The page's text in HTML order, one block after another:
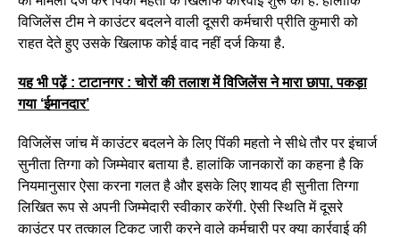
विजिलेंस टीम ने काउंटर बदलने वाली दूसरी कर्मचारी प्रीति कुमारी को
राहत देते हुए उसके खिलाफ कोई वाद नहीं दर्ज किया है.
यह भी पढ़ें : टाटानगर : चोरों की तलाश में विजिलेंस ने मारा छापा, पकड़ा
गया ‘ईमानदार’
विजिलेंस जांच में काउंटर बदलने के लिए पिंकी महतो ने सीधे तौर पर इंचार्ज
सुनीता तिग्गा को जिम्मेवार बताया है. हालांकि जानकारों का कहना है कि
नियमानुसार ऐसा करना गलत है और इसके लिए शायद ही सुनीता तिग्गा
लिखित रूप से अपनी जिम्मेदारी स्वीकार करेंगी. ऐसी स्थिति में दूसरे
काउंटर पर तत्काल टिकट जारी करने वाले कर्मचारी पर क्या कार्रवाई की